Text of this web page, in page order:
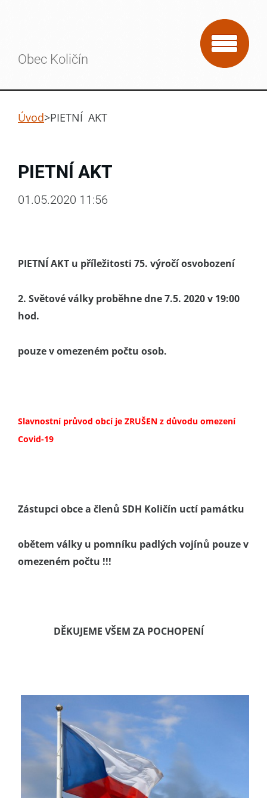
Obec Količín
Úvod>PIETNÍ AKT
PIETNÍ AKT
01.05.2020 11:56
PIETNÍ AKT u příležitosti 75. výročí osvobození
2. Světové války proběhne dne 7.5. 2020 v 19:00
hod.
pouze v omezeném počtu osob.
Slavnostní průvod obcí je ZRUŠEN z důvodu omezení
Covid-19
Zástupci obce a členů SDH Količín uctí památku
obětem války u pomníku padlých vojínů pouze v
omezeném počtu !!!
DĚKUJEME VŠEM ZA POCHOPENÍ